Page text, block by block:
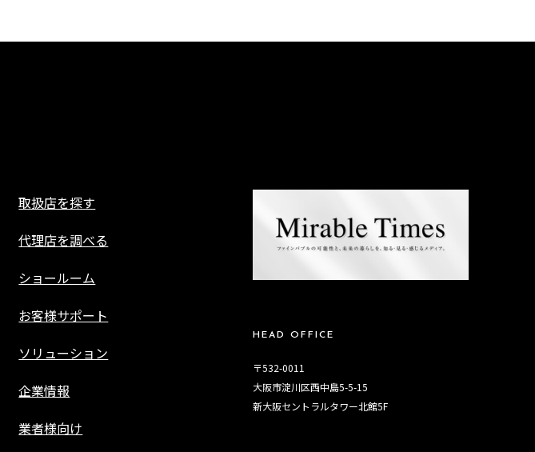
取扱店を探す
代理店を調べる
ショールーム
お客様サポート
ソリューション
企業情報
業者様向け
HEAD OFFICE
〒532-0011
大阪市淀川区西中島5-5-15
新大阪セントラルタワー北館5F